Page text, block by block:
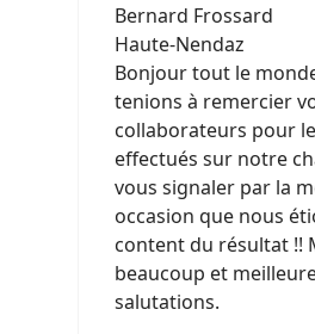
Bernard Frossard
Haute-Nendaz
Bonjour tout le
tenions à remercier
collaborateurs pour
effectués sur notre
vous signaler par la
occasion que nous
content du résultat !!
beaucoup et
salutations.